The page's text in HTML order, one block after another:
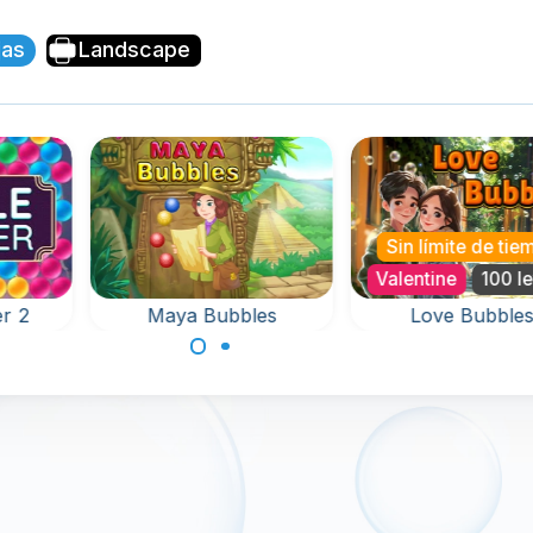
Landscape
2 Maya Bubbles Love Bubbles
Sin límite de
Valentine
100